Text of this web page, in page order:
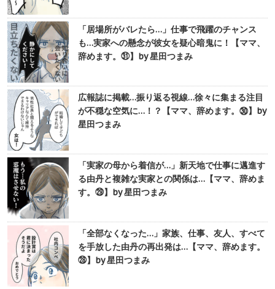
「居場所がバレたら…」仕事で飛躍のチャンス
も…実家への懸念が彼女を疑心暗鬼に！【ママ、
辞めます。㉛】by 星田つまみ
広報誌に掲載…振り返る視線…徐々に集まる注目
が不穏な空気に…！？【ママ、辞めます。㉚】by
星田つまみ
「実家の母から着信が…」新天地で仕事に邁進す
る由丹と複雑な実家との関係は…【ママ、辞めま
す。㉙】by 星田つまみ
「全部なくなった…」家族、仕事、友人、すべて
を手放した由丹の再出発は…【ママ、辞めます。
㉘】by 星田つまみ